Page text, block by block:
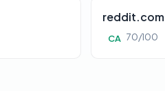
reddit.com
CA 70/100